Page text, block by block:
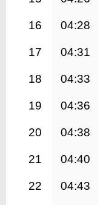
16 04:28
17 04:31
18 04:33
19 04:36
20 04:38
21 04:40
22 04:43